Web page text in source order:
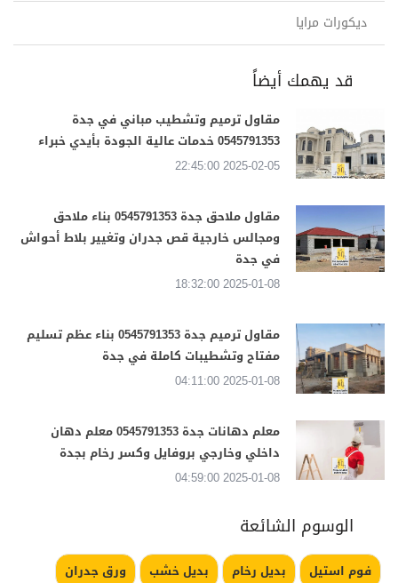
ديكورات مرايا
قد يهمك أيضاً
مقاول ترميم وتشطيب مباني في جدة
0545791353 خدمات عالية الجودة بأيدي خبراء
2025-02-05 22:45:00
مقاول ملاحق جدة 0545791353 بناء ملاحق
ومجالس خارجية قص جدران وتغيير بلاط أحواش
في جدة
2025-01-08 18:32:00
مقاول ترميم جدة 0545791353 بناء عظم تسليم
مفتاح وتشطيبات كاملة في جدة
2025-01-08 04:11:00
معلم دهانات جدة 0545791353 معلم دهان
داخلي وخارجي بروفايل وكسر رخام بجدة
2025-01-08 04:59:00
الوسوم الشائعة
فوم استيل بديل رخام بديل خشب
ورق جدران